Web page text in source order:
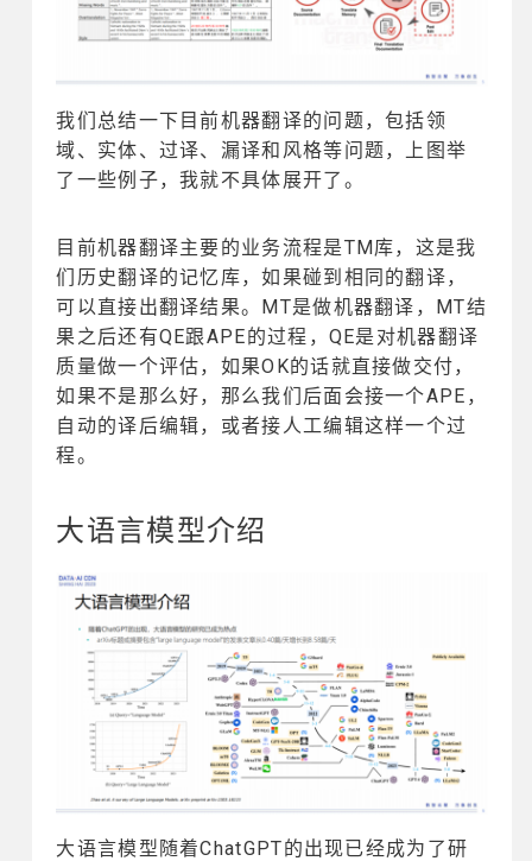
我们总结一下目前机器翻译的问题，包括领
域、实体、过译、漏译和风格等问题，上图举
了一些例子，我就不具体展开了。
目前机器翻译主要的业务流程是TM库，这是我
们历史翻译的记忆库，如果碰到相同的翻译，
可以直接出翻译结果。MT是做机器翻译，MT结
果之后还有QE跟APE的过程，QE是对机器翻译
质量做一个评估，如果OK的话就直接做交付，
如果不是那么好，那么我们后面会接一个APE，
自动的译后编辑，或者接人工编辑这样一个过
程。
大语言模型介绍
大语言模型随着ChatGPT的出现已经成为了研